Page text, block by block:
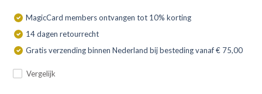
MagicCard members ontvangen tot 10% korting
14 dagen retourrecht
Gratis verzending binnen Nederland bij besteding vanaf € 75,00
Vergelijk